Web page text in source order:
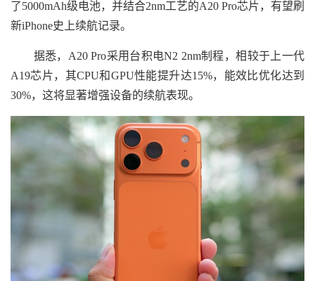
了5000mAh级电池，并结合2nm工艺的A20 Pro芯片，有望刷
新iPhone史上续航记录。
据悉，A20 Pro采用台积电N2 2nm制程，相较于上一代
A19芯片，其CPU和GPU性能提升达15%，能效比优化达到
30%，这将显著增强设备的续航表现。